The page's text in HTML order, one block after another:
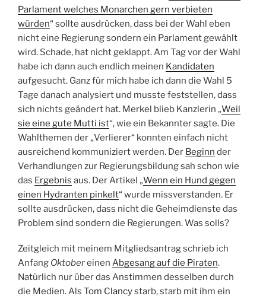
Parlament welches Monarchen gern verbieten
würden“ sollte ausdrücken, dass bei der Wahl eben
nicht eine Regierung sondern ein Parlament gewählt
wird. Schade, hat nicht geklappt. Am Tag vor der Wahl
habe ich dann auch endlich meinen Kandidaten
aufgesucht. Ganz für mich habe ich dann die Wahl 5
Tage danach analysiert und musste feststellen, dass
sich nichts geändert hat. Merkel blieb Kanzlerin „Weil
sie eine gute Mutti ist“, wie ein Bekannter sagte. Die
Wahlthemen der „Verlierer“ konnten einfach nicht
ausreichend kommuniziert werden. Der Beginn der
Verhandlungen zur Regierungsbildung sah schon wie
das Ergebnis aus. Der Artikel „Wenn ein Hund gegen
einen Hydranten pinkelt“ wurde missverstanden. Er
sollte ausdrücken, dass nicht die Geheimdienste das
Problem sind sondern die Regierungen. Was solls?
Zeitgleich mit meinem Mitgliedsantrag schrieb ich
Anfang Oktobereinen Abgesang auf die Piraten.
Natürlich nur über das Anstimmen desselben durch
die Medien. Als Tom Clancystarb, starb mit ihm ein